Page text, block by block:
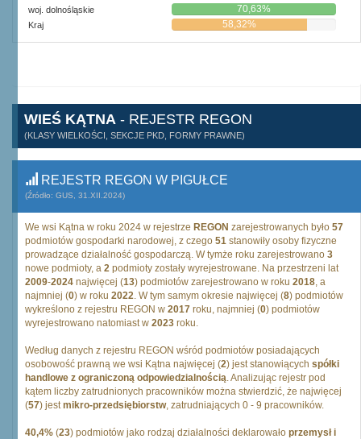
woj. dolnośląskie 70,63%
Kraj 58,32%
WIEŚ KĄTNA - REJESTR REGON
(KLASY WIELKOŚCI, SEKCJE PKD, FORMY PRAWNE)
REJESTR REGON W PIGUŁCE
(Źródło: GUS, 31.XII.2024)
We wsi Kątna w roku 2024 w rejestrze REGON zarejestrowanych było 57
podmiotów gospodarki narodowej, z czego 51 stanowiły osoby fizyczne
prowadzące działalność gospodarczą. W tymże roku zarejestrowano 3
nowe podmioty, a 2 podmioty zostały wyrejestrowane. Na przestrzeni lat
2009-2024 najwięcej (13) podmiotów zarejestrowano w roku 2018, a
najmniej (0) w roku 2022. W tym samym okresie najwięcej (8) podmiotów
wykreślono z rejestru REGON w 2017 roku, najmniej (0) podmiotów
wyrejestrowano natomiast w 2023 roku.
Według danych z rejestru REGON wśród podmiotów posiadających
osobowość prawną we wsi Kątna najwięcej (2) jest stanowiących spółki
handlowe z ograniczoną odpowiedzialnością. Analizując rejestr pod
kątem liczby zatrudnionych pracowników można stwierdzić, że najwięcej
(57) jestmikro-przedsiębiorstw, zatrudniających 0 - 9 pracowników.
40,4% (23) podmiotów jako rodzaj działalności deklarowało przemysł i